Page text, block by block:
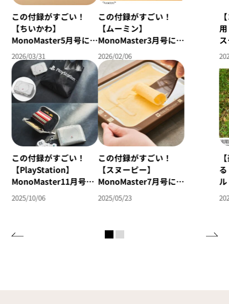
この付録がすごい！
【ちいかわ】
MonoMaster5月号にち
いかわモチーフの付録
が登場！【野外メシ特
集】
2026/03/31
この付録がすごい！
【ムーミン】
MonoMaster3月号に
ムーミンモチーフの付
録が登場！【イケア、
カルディ、無印良品特
集】
2026/02/06
この付録がすごい！
【PlayStation】
MonoMaster11月号に
初代PlayStationモ
チーフの付録が登場！
2025/10/06
この付録がすごい！
【スヌーピー】
MonoMaster7月号に
ロールアイスメーカー
が付いてくる！【通常
2025/05/23